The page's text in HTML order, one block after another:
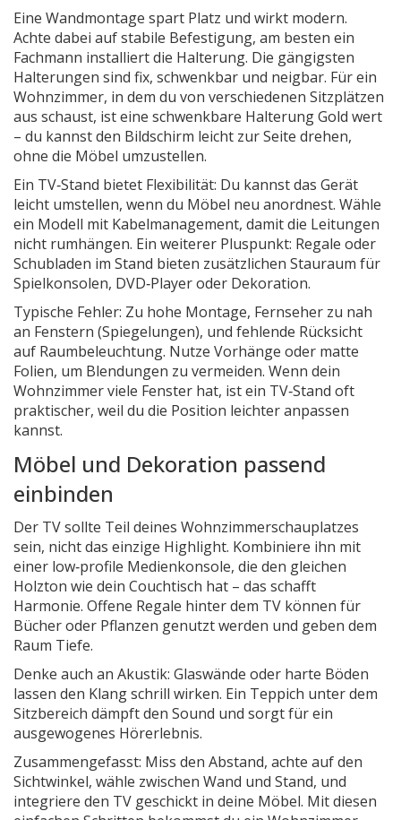
Eine Wandmontage spart Platz und wirkt modern.
Achte dabei auf stabile Befestigung, am besten ein
Fachmann installiert die Halterung. Die gängigsten
Halterungen sind fix, schwenkbar und neigbar. Für ein
Wohnzimmer, in dem du von verschiedenen Sitzplätzen
aus schaust, ist eine schwenkbare Halterung Gold wert
– du kannst den Bildschirm leicht zur Seite drehen,
ohne die Möbel umzustellen.
Ein TV‑Stand bietet Flexibilität: Du kannst das Gerät
leicht umstellen, wenn du Möbel neu anordnest. Wähle
ein Modell mit Kabelmanagement, damit die Leitungen
nicht rumhängen. Ein weiterer Pluspunkt: Regale oder
Schubladen im Stand bieten zusätzlichen Stauraum für
Spielkonsolen, DVD‑Player oder Dekoration.
Typische Fehler: Zu hohe Montage, Fernseher zu nah
an Fenstern (Spiegelungen), und fehlende Rücksicht
auf Raumbeleuchtung. Nutze Vorhänge oder matte
Folien, um Blendungen zu vermeiden. Wenn dein
Wohnzimmer viele Fenster hat, ist ein TV‑Stand oft
praktischer, weil du die Position leichter anpassen
kannst.
Möbel und Dekoration passend
einbinden
Der TV sollte Teil deines Wohnzimmerschauplatzes
sein, nicht das einzige Highlight. Kombiniere ihn mit
einer low‑profile Medienkonsole, die den gleichen
Holzton wie dein Couchtisch hat – das schafft
Harmonie. Offene Regale hinter dem TV können für
Bücher oder Pflanzen genutzt werden und geben dem
Raum Tiefe.
Denke auch an Akustik: Glaswände oder harte Böden
lassen den Klang schrill wirken. Ein Teppich unter dem
Sitzbereich dämpft den Sound und sorgt für ein
ausgewogenes Hörerlebnis.
Zusammengefasst: Miss den Abstand, achte auf den
Sichtwinkel, wähle zwischen Wand und Stand, und
integriere den TV geschickt in deine Möbel. Mit diesen